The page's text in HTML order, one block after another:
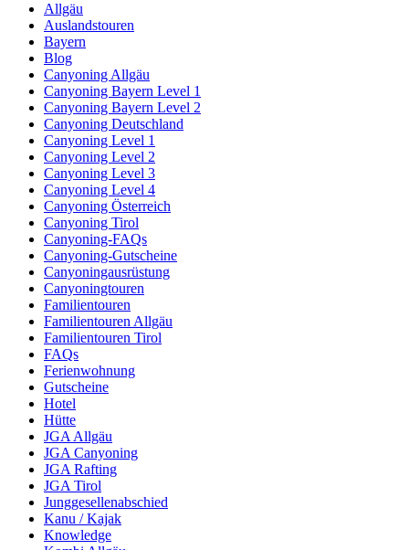
Allgäu
Auslandstouren
Bayern
Blog
Canyoning Allgäu
Canyoning Bayern Level 1
Canyoning Bayern Level 2
Canyoning Deutschland
Canyoning Level 1
Canyoning Level 2
Canyoning Level 3
Canyoning Level 4
Canyoning Österreich
Canyoning Tirol
Canyoning-FAQs
Canyoning-Gutscheine
Canyoningausrüstung
Canyoningtouren
Familientouren
Familientouren Allgäu
Familientouren Tirol
FAQs
Ferienwohnung
Gutscheine
Hotel
Hütte
JGA Allgäu
JGA Canyoning
JGA Rafting
JGA Tirol
Junggesellenabschied
Kanu / Kajak
Knowledge